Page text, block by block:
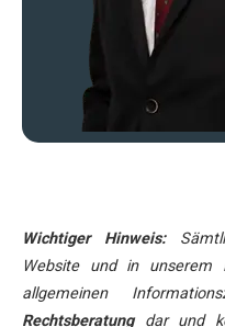
Wichtiger Hinweis:
Website und in unserem
allgemeinen
Rechtsberatungdar und